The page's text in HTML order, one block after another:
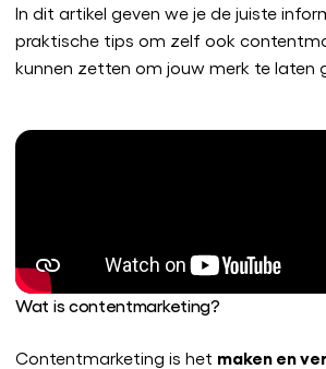
In dit artikel geven we je de juiste
praktische tips om zelf ook
kunnen zetten om jouw merk te laten
Wat is contentmarketing?
Contentmarketing is het maken en